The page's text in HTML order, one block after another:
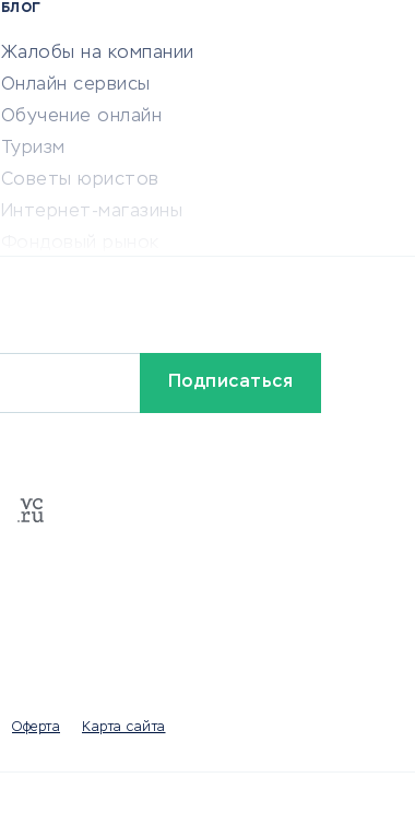
БЛОГ
Жалобы на компании
Онлайн сервисы
Обучение онлайн
Туризм
Советы юристов
Интернет-магазины
Оферта Карта сайта